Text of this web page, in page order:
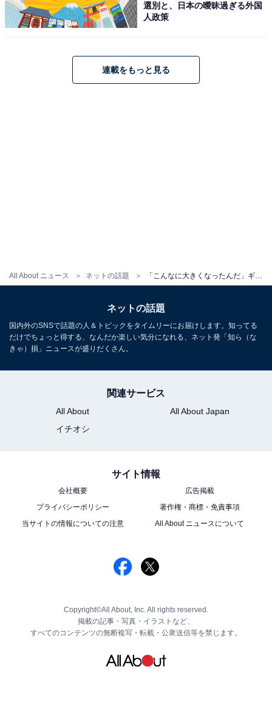
All About ニュース ネットの話題
選別と、日本の曖昧過ぎる外国
人政策
連載をもっと見る
ネットの話題
国内外のSNSで話題の人＆トピックをタイムリーにお届けします。知ってる
だけでちょっと得する、なんだか楽しい気分になれる、ネット発「知ら（な
きゃ）損」ニュースが盛りだくさん。
関連サービス
All About
All About Japan
イチオシ
サイト情報
会社概要
広告掲載
プライバシーポリシー
著作権・商標・免責事項
当サイトの情報についての注意
All About ニュースについて
Copyright©All About, Inc. All rights reserved.
掲載の記事・写真・イラストなど、
すべてのコンテンツの無断複写・転載・公衆送信等を禁じます。